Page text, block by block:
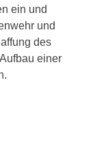
ein und
und
des
einer